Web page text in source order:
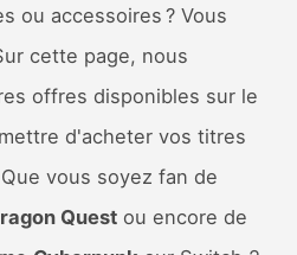
ou accessoires ? Vous
cette page, nous
offres disponibles sur le
d'acheter vos titres
vous soyez fan de
Questou encore de